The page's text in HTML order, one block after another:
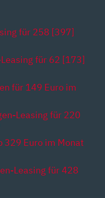
für 258 [397]
für 62 [173]
für 149 Euro im
Leasing für 220
329 Euro im Monat
Leasing für 428